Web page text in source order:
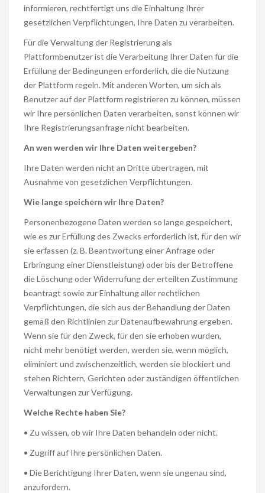
informieren, rechtfertigt uns die Einhaltung Ihrer
gesetzlichen Verpflichtungen, Ihre Daten zu verarbeiten.
Für die Verwaltung der Registrierung als
Plattformbenutzer ist die Verarbeitung Ihrer Daten für die
Erfüllung der Bedingungen erforderlich, die die Nutzung
der Plattform regeln. Mit anderen Worten, um sich als
Benutzer auf der Plattform registrieren zu können, müssen
wir Ihre persönlichen Daten verarbeiten, sonst können wir
Ihre Registrierungsanfrage nicht bearbeiten.
An wen werden wir Ihre Daten weitergeben?
Ihre Daten werden nicht an Dritte übertragen, mit
Ausnahme von gesetzlichen Verpflichtungen.
Wie lange speichern wir Ihre Daten?
Personenbezogene Daten werden so lange gespeichert,
wie es zur Erfüllung des Zwecks erforderlich ist, für den wir
sie erfassen (z. B. Beantwortung einer Anfrage oder
Erbringung einer Dienstleistung) oder bis der Betroffene
die Löschung oder Widerrufung der erteilten Zustimmung
beantragt sowie zur Einhaltung aller rechtlichen
Verpflichtungen, die sich aus der Behandlung der Daten
gemäß den Richtlinien zur Datenaufbewahrung ergeben.
Wenn sie für den Zweck, für den sie erhoben wurden,
nicht mehr benötigt werden, werden sie, wenn möglich,
eliminiert und zwischenzeitlich, werden sie blockiert und
stehen Richtern, Gerichten oder zuständigen öffentlichen
Verwaltungen zur Verfügung.
Welche Rechte haben Sie?
• Zu wissen, ob wir Ihre Daten behandeln oder nicht.
• Zugriff auf Ihre persönlichen Daten.
• Die Berichtigung Ihrer Daten, wenn sie ungenau sind,
anzufordern.